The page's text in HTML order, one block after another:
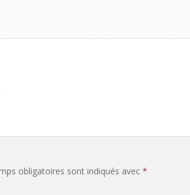
obligatoires sont indiqués avec *